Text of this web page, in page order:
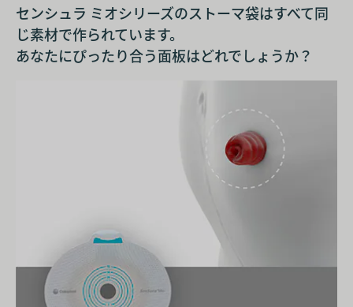
センシュラ ミオシリーズのストーマ袋はすべて同
じ素材で作られています。
あなたにぴったり合う面板はどれでしょうか？